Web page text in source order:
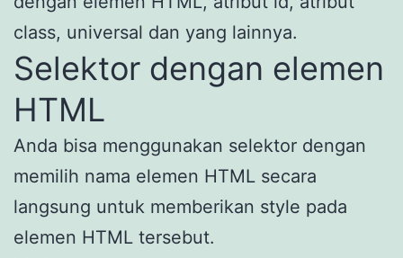
class, universal dan yang lainnya.
Selektor dengan elemen
HTML
Anda bisa menggunakan selektor dengan
memilih nama elemen HTML secara
langsung untuk memberikan style pada
elemen HTML tersebut.